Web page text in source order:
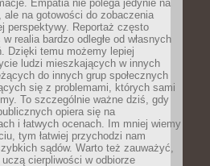
Empatia nie polega jedynie na
ale na gotowości do zobaczenia
perspektywy. Reportaż często
realia bardzo odległe od własnych
Dzięki temu możemy lepiej
ludzi mieszkających w innych
do innych grup społecznych
się z problemami, których sami
To szczególnie ważne dziś, gdy
opiera się na
i łatwych ocenach. Im mniej wiemy
tym łatwiej przychodzi nam
sądów. Warto też zauważyć,
cierpliwości w odbiorze